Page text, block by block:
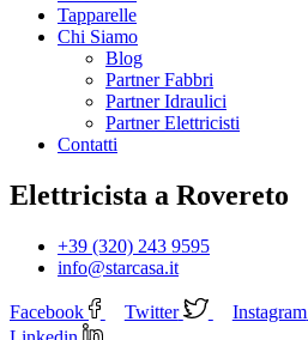
Tapparelle
Chi Siamo
Blog
Partner Fabbri
Partner Idraulici
Partner Elettricisti
Contatti
Elettricista a Rovereto
+39 (320) 243 9595
info@starcasa.it
Facebook Twitter Instagram